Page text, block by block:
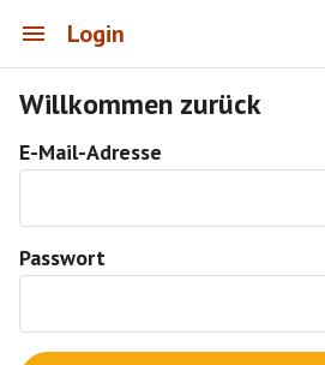
Login
Willkommen zurück
E-Mail-Adresse
Passwort